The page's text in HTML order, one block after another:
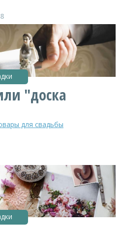
"доска
для свадьбы